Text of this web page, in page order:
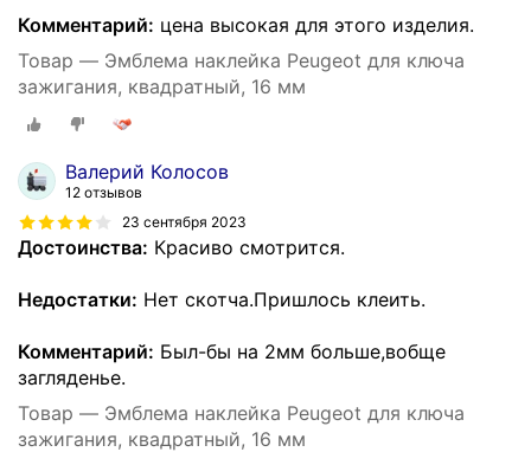
Комментарий: цена высокая для этого изделия.
Товар — Эмблема наклейка Peugeot для ключа
зажигания, квадратный, 16 мм
Валерий Колосов
12 отзывов
23 сентября 2023
Достоинства: Красиво смотрится.
Недостатки: Нет скотча.Пришлось клеить.
Комментарий: Был-бы на 2мм больше,вобще
загляденье.
Товар — Эмблема наклейка Peugeot для ключа
зажигания, квадратный, 16 мм